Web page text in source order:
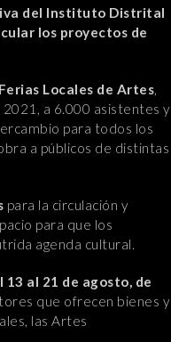
del Instituto Distrital
los proyectos de
Locales de Artes,
a 6.000 asistentes y
para todos los
a públicos de distintas
para la circulación y
para que los
agenda cultural.
al 21 de agosto, de
que ofrecen bienes y
las Artes